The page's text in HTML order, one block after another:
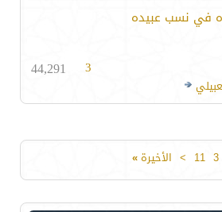
في نسب عبيده
3
44,291
3
11
> الأخيرة»